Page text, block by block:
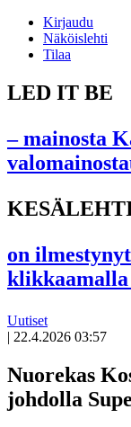
Kirjaudu
Näköislehti
Tilaa
LED IT BE
– mainosta
on
klikkaamalla
Uutiset
| 22.4.2026 03:57
artikkeli
Nuorekas
johdolla